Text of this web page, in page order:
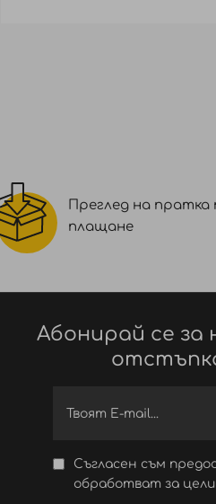
Преглед на пратка
плащане
Абонирай се за
Съгласен съм
обработват за